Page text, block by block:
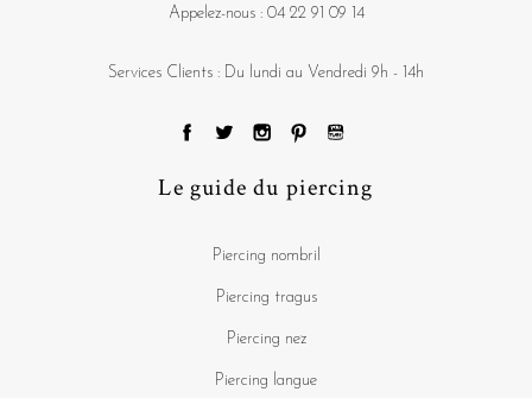
Appelez-nous : 04 22 91 09 14
Services Clients : Du lundi au Vendredi 9h - 14h
Le guide du piercing
Piercing nombril
Piercing tragus
Piercing nez
Piercing langue